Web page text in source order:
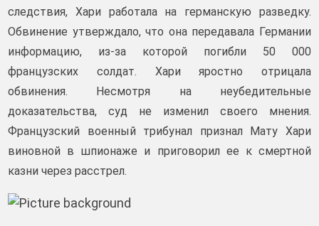
следствия, Хари работала на германскую разведку.
Обвинение утверждало, что она передавала Германии
информацию, из-за которой погибли 50 000
французских солдат. Хари яростно отрицала
обвинения. Несмотря на неубедительные
доказательства, суд не изменил своего мнения.
Французский военный трибунал признал Мату Хари
виновной в шпионаже и приговорил ее к смертной
казни через расстрел.